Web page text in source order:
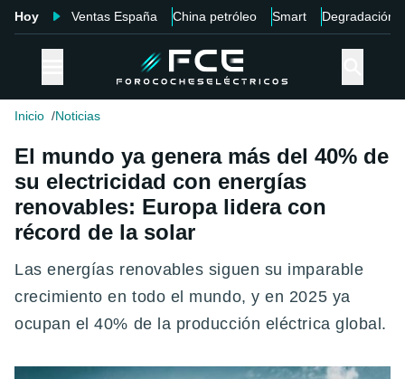
Hoy Ventas España China petróleo Smart Degradación
Inicio Noticias
El mundo ya genera más del 40% de
su electricidad con energías
renovables: Europa lidera con
récord de la solar
Las energías renovables siguen su imparable
crecimiento en todo el mundo, y en 2025 ya
ocupan el 40% de la producción eléctrica global.